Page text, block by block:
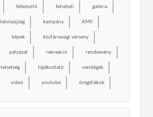
felkészítő felvételi galéria
Iskolaújság kampány KMV
képek köztársasági verseny
pályázat rekreáció rendezvény
tehetség tájékoztató vendégek
videó youtube öregdiákok